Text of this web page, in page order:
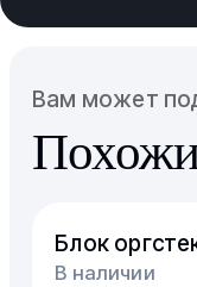
Вам может
Блок
В наличии